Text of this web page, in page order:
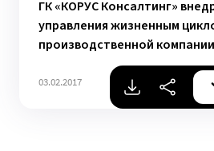
ГК «КОРУС Консалтинг»
управления жизненным
производственной
03.02.2017